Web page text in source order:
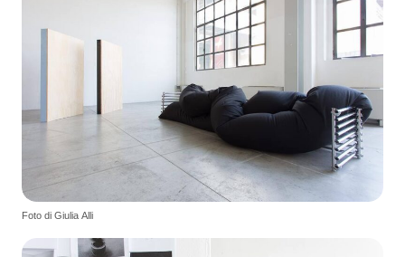
Foto di Giulia Alli